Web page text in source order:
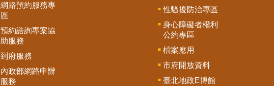
網路預約服務專
區
預約諮詢專案協
助服務
到府服務
內政部網路申辦
服務
性騷擾防治專區
身心障礙者權利
公約專區
檔案應用
市府開放資料
臺北地政E博館